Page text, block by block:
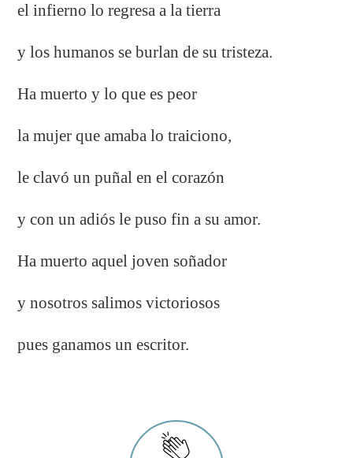
el infierno lo regresa a la tierra
y los humanos se burlan de su tristeza.
Ha muerto y lo que es peor
la mujer que amaba lo traiciono,
le clavó un puñal en el corazón
y con un adiós le puso fin a su amor.
Ha muerto aquel joven soñador
y nosotros salimos victoriosos
pues ganamos un escritor.